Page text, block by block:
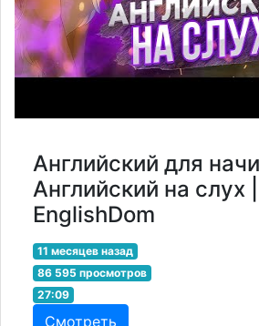
Английский для
Английский на слух |
EnglishDom
11 месяцев назад
86 595 просмотров
27:09
Смотреть